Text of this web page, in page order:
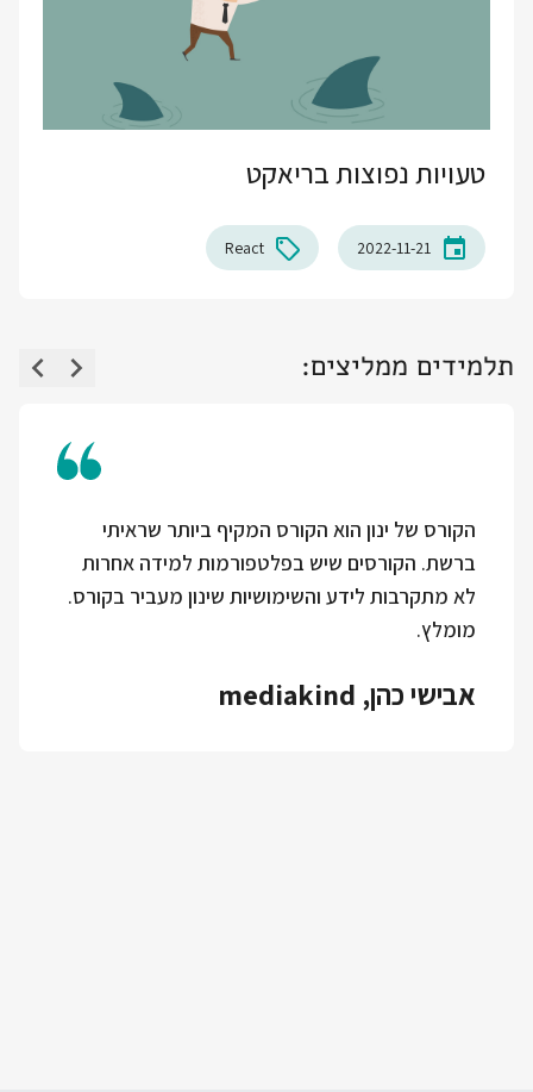
טעויות נפוצות בריאקט
2022-11-21
React
תלמידים ממליצים:
הקורס של ינון הוא הקורס המקיף ביותר שראיתי
ברשת. הקורסים שיש בפלטפורמות למידה אחרות
לא מתקרבות לידע והשימושיות שינון מעביר בקורס.
מומלץ.
אבישי כהן, mediakind